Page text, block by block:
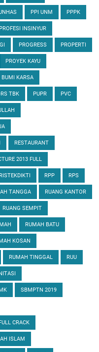
PPI UNM PPPK
PROFESI INSINYUR
PROGRESS PROPERTI
PROYEK KAYU
BUMI KARSA
TBK PUPR PVC
RESTAURANT
2013 FULL
RISTEKDIKTI RPP RPS
TANGGA RUANG KANTOR
RUANG SEMPIT
RUMAH BATU
KOSAN
RUMAH TINGGAL RUU
SBMPTN 2019
CRACK
ISLAM